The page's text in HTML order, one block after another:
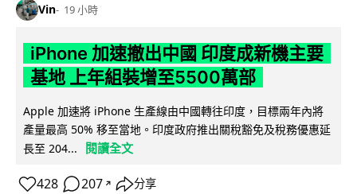
Vin 19 小時
iPhone 加速撤出中國 印度成新機主要
基地 上年組裝增至5500萬部
Apple 加速將 iPhone 生產線由中國轉往印度，目標兩年內將
產量最高 50% 移至當地。印度政府推出關稅豁免及稅務優惠延
長至 204...
閱讀全文
428 207 ↗ 分享